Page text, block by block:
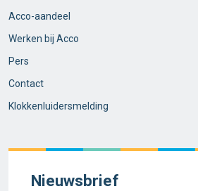
Acco-aandeel
Werken bij Acco
Pers
Contact
Klokkenluidersmelding
Nieuwsbrief